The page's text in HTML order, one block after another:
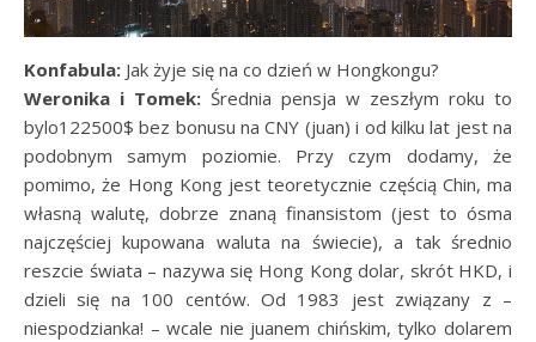
Konfabula: Jak żyje się na co dzień w Hongkongu?
Weronika i Tomek: Średnia pensja w zeszłym roku to
bylo122500$ bez bonusu na CNY (juan) i od kilku lat jest na
podobnym samym poziomie. Przy czym dodamy, że
pomimo, że Hong Kong jest teoretycznie częścią Chin, ma
własną walutę, dobrze znaną finansistom (jest to ósma
najczęściej kupowana waluta na świecie), a tak średnio
reszcie świata – nazywa się Hong Kong dolar, skrót HKD, i
dzieli się na 100 centów. Od 1983 jest związany z –
niespodzianka! – wcale nie juanem chińskim, tylko dolarem